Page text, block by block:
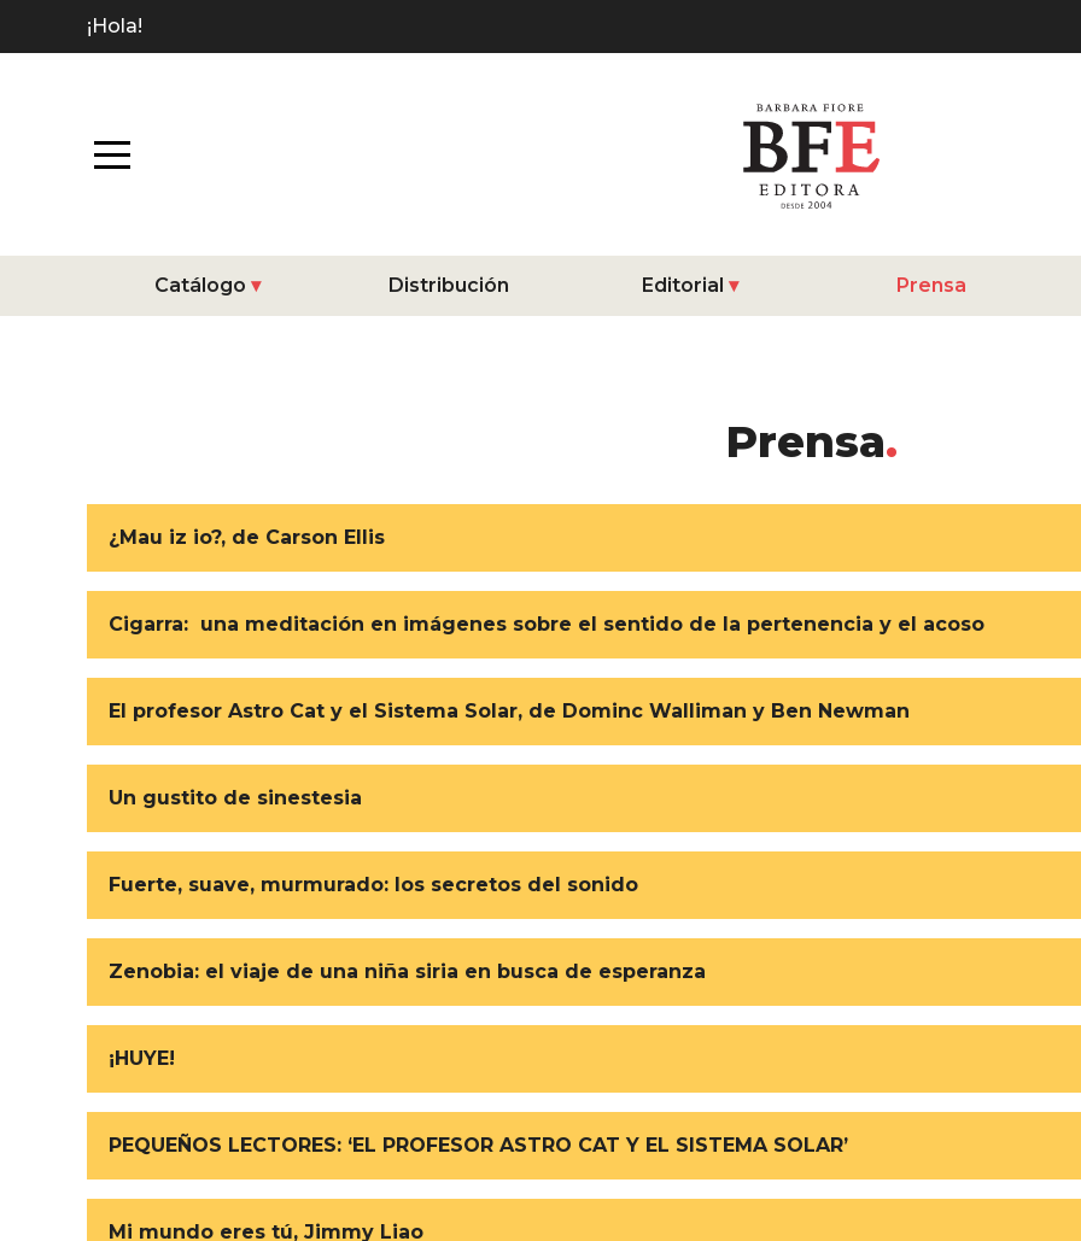
¡Hola!
Catálogo Distribución Editorial Prensa
Prensa
¿Mau iz io?, de Carson Ellis
Cigarra: una meditación en imágenes sobre el sentido de la pertenencia y el acoso
El profesor Astro Cat y el Sistema Solar, de Dominc Walliman y Ben Newman
Un gustito de sinestesia
Fuerte, suave, murmurado: los secretos del sonido
Zenobia: el viaje de una niña siria en busca de esperanza
¡HUYE!
PEQUEÑOS LECTORES: ‘EL PROFESOR ASTRO CAT Y EL SISTEMA SOLAR’
Mi mundo eres tú, Jimmy Liao